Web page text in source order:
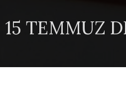
15 TEMMUZ